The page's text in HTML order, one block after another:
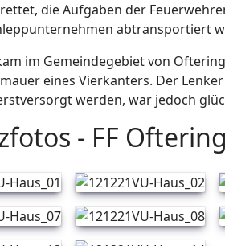
die Aufgaben der
abtransportiert
im Gemeindegebiet von
eines Vierkanters. Der
werden, war jedoch
- FF